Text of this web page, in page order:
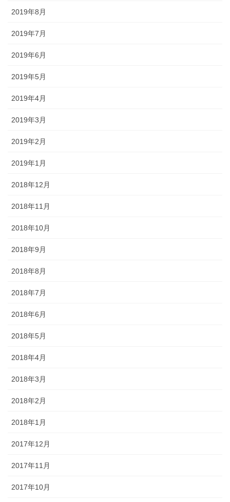
2019年8月
2019年7月
2019年6月
2019年5月
2019年4月
2019年3月
2019年2月
2019年1月
2018年12月
2018年11月
2018年10月
2018年9月
2018年8月
2018年7月
2018年6月
2018年5月
2018年4月
2018年3月
2018年2月
2018年1月
2017年12月
2017年11月
2017年10月